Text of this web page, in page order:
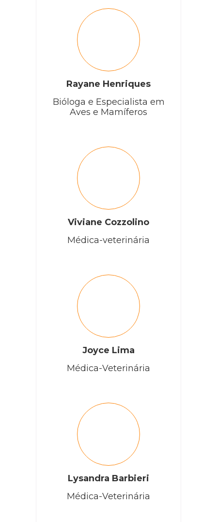
Rayane Henriques
Bióloga e Especialista em
Aves e Mamíferos
Viviane Cozzolino
Médica-veterinária
Joyce Lima
Médica-Veterinária
Lysandra Barbieri
Médica-Veterinária